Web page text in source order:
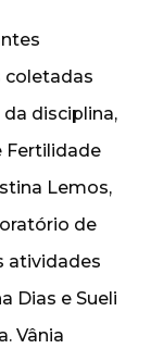
coletadas
disciplina,
Fertilidade
Lemos,
de
atividades
Dias e Sueli
Vânia